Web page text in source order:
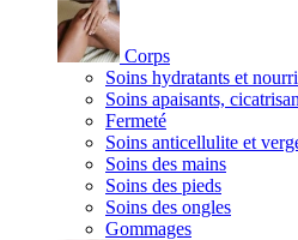
Corps
Soins hydratants et
Soins apaisants,
Fermeté
Soins anticellulite et
Soins des mains
Soins des pieds
Soins des ongles
Gommages